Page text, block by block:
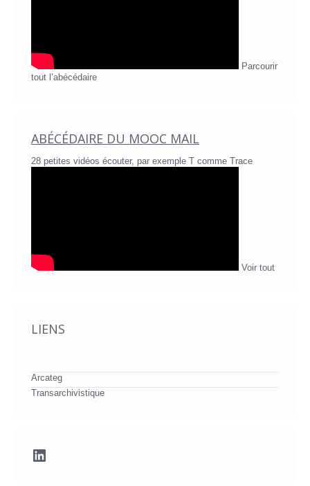
Parcourir
tout l’abécédaire
ABÉCÉDAIRE DU MOOC MAIL
28 petites vidéos écouter, par exemple T comme Trace
Voir tout
LIENS
Arcateg
Transarchivistique
LinkedIn